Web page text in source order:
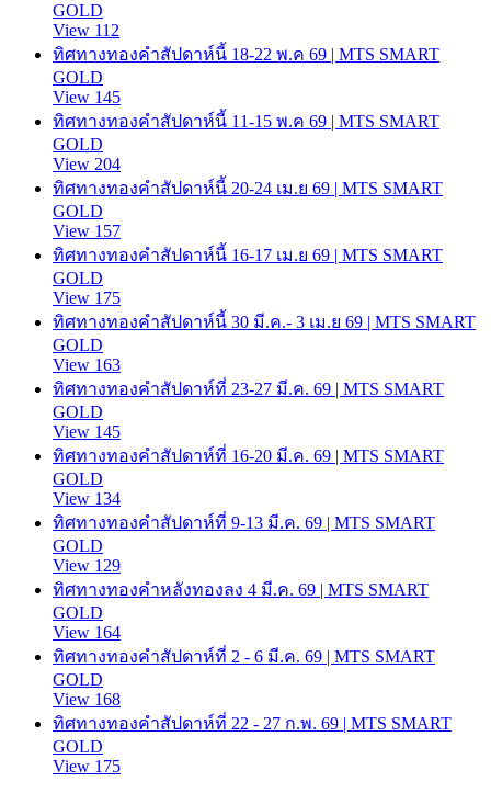
GOLD
View 112
ทิศทางทองคำสัปดาห์นี้ 18-22 พ.ค 69 | MTS SMART
GOLD
View 145
ทิศทางทองคำสัปดาห์นี้ 11-15 พ.ค 69 | MTS SMART
GOLD
View 204
ทิศทางทองคำสัปดาห์นี้ 20-24 เม.ย 69 | MTS SMART
GOLD
View 157
ทิศทางทองคำสัปดาห์นี้ 16-17 เม.ย 69 | MTS SMART
GOLD
View 175
ทิศทางทองคำสัปดาห์นี้ 30 มี.ค.- 3 เม.ย 69 | MTS SMART
GOLD
View 163
ทิศทางทองคำสัปดาห์ที่ 23-27 มี.ค. 69 | MTS SMART
GOLD
View 145
ทิศทางทองคำสัปดาห์ที่ 16-20 มี.ค. 69 | MTS SMART
GOLD
View 134
ทิศทางทองคำสัปดาห์ที่ 9-13 มี.ค. 69 | MTS SMART
GOLD
View 129
ทิศทางทองคำหลังทองลง 4 มี.ค. 69 | MTS SMART
GOLD
View 164
ทิศทางทองคำสัปดาห์ที่ 2 - 6 มี.ค. 69 | MTS SMART
GOLD
View 168
ทิศทางทองคำสัปดาห์ที่ 22 - 27 ก.พ. 69 | MTS SMART
GOLD
View 175